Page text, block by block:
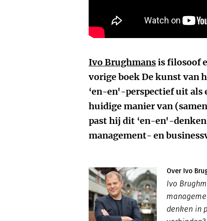
Ivo Brughmansis filosoof
vorige boek De kunst van
‘en-en'-perspectief uit als
huidige manier van
past hij dit ‘en-en'-
management- en
Over Ivo
Ivo
denken in